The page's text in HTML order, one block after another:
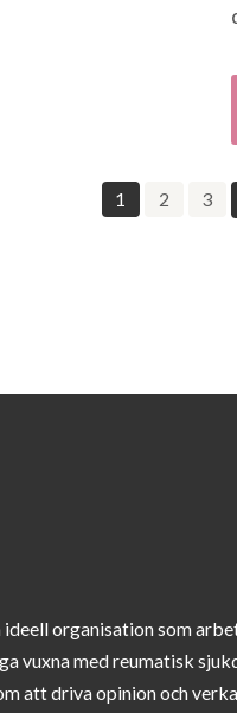
1 2 3
ideell organisation som
vuxna med reumatisk
att driva opinion och